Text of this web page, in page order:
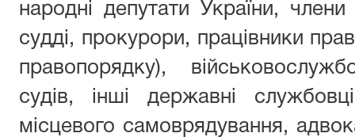
народні депутати України, члени
судді, прокурори, працівники
правопорядку),
судів, інші державні
місцевого самоврядування,